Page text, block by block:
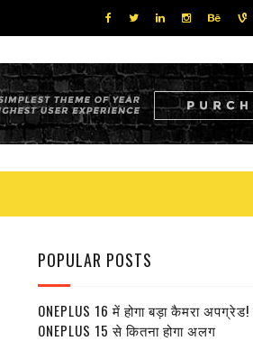
POPULAR POSTS
ONEPLUS 16 में होगा बड़ा कैमरा
ONEPLUS 15 से कितना होगा अलग